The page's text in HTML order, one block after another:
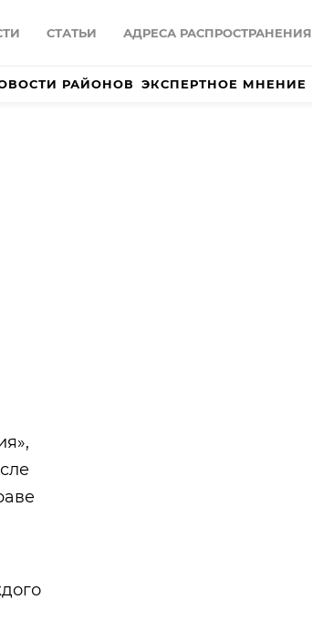
СТАТЬИ АДРЕСА РАСПРОСТРАНЕНИЯ
РАЙОНОВ ЭКСПЕРТНОЕ МНЕНИЕ